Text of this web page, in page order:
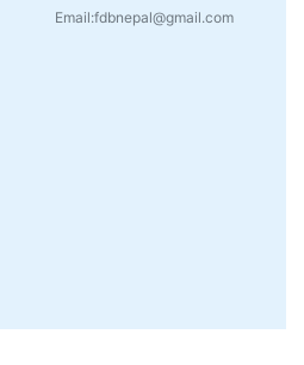
Email:fdbnepal@gmail.com